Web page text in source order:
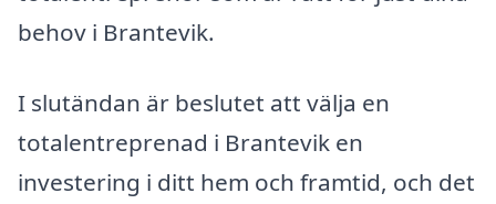
behov i Brantevik.
I slutändan är beslutet att välja en
totalentreprenad i Brantevik en
investering i ditt hem och framtid, och det